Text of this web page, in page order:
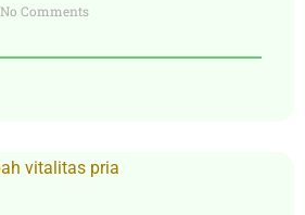
No Comments